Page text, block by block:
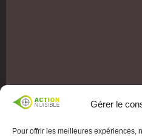
Gérer le
Pour offrir les meilleures expériences,